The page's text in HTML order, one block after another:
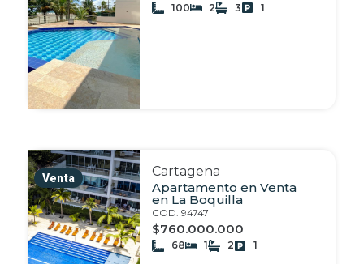
100 2 3 1
Venta
Cartagena
Apartamento en Venta
en La Boquilla
COD. 94747
$760.000.000
68 1 2 1